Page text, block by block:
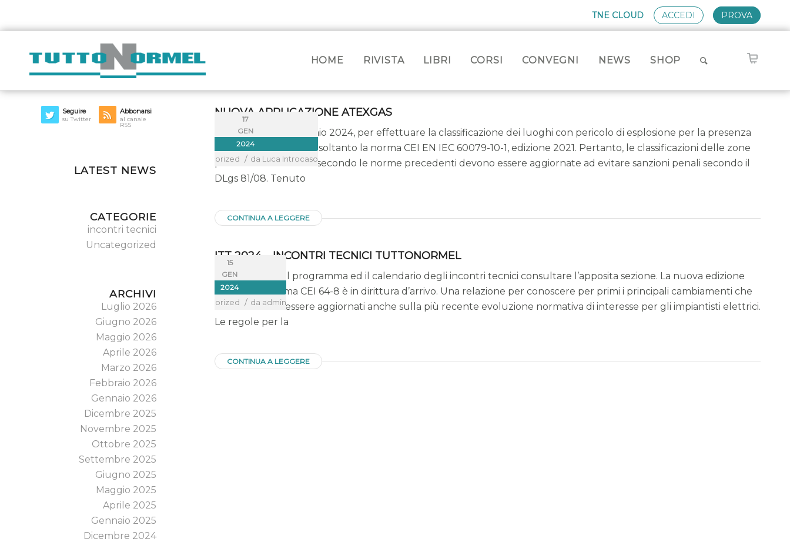
TNE CLOUD ACCEDI PROVA
HOME RIVISTA LIBRI CORSI CONVEGNI NEWS SHOP
NUOVA APPLICAZIONE ATEXGAS
17
GEN
2024
Uncategorized / da Luca Introcaso
A partire dal 23 gennaio 2024, per effettuare la classificazione dei luoghi con pericolo di esplosione per la presenza
di gas, sarà applicabile soltanto la norma CEI EN IEC 60079-10-1, edizione 2021. Pertanto, le classificazioni delle zone
pericolose effettuate secondo le norme precedenti devono essere aggiornate ad evitare sanzioni penali secondo il
DLgs 81/08. Tenuto
CONTINUA A LEGGERE
ITT 2024 – INCONTRI TECNICI TUTTONORMEL
15
GEN
2024
Uncategorized / da admin
Per conoscere il programma ed il calendario degli incontri tecnici consultare l’apposita sezione. La nuova edizione
2024 della norma CEI 64-8 è in dirittura d’arrivo. Una relazione per conoscere per primi i principali cambiamenti che
incombono ed essere aggiornati anche sulla più recente evoluzione normativa di interesse per gli impiantisti elettrici.
Le regole per la
CONTINUA A LEGGERE
Seguire
su Twitter
Abbonarsi
al canale
RSS
LATEST NEWS
CATEGORIE
incontri tecnici
Uncategorized
ARCHIVI
Luglio 2026
Giugno 2026
Maggio 2026
Aprile 2026
Marzo 2026
Febbraio 2026
Gennaio 2026
Dicembre 2025
Novembre 2025
Ottobre 2025
Settembre 2025
Giugno 2025
Maggio 2025
Aprile 2025
Gennaio 2025
Dicembre 2024